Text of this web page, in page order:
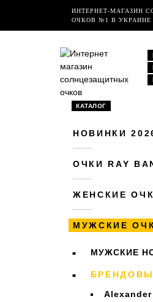
ИНТЕРНЕТ-МАГАЗИН
ОЧКОВ №1 В УКРАИНЕ
КАТАЛОГ
НОВИНКИ
ОЧКИ RAY
ЖЕНСКИЕ
МУЖСКИЕ
МУЖСКИЕ
Alexander